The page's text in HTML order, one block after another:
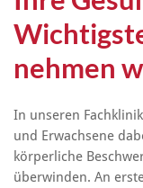
nehmen
In unseren
und Erwachsene
körperliche
überwinden. An